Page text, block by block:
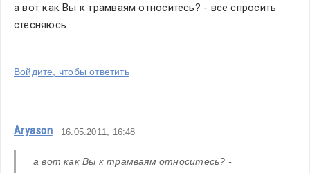
а вот как Вы к трамваям относитесь? - все спросить
стесняюсь
Войдите, чтобы ответить
Aryason 16.05.2011, 16:48
а вот как Вы к трамваям относитесь? -